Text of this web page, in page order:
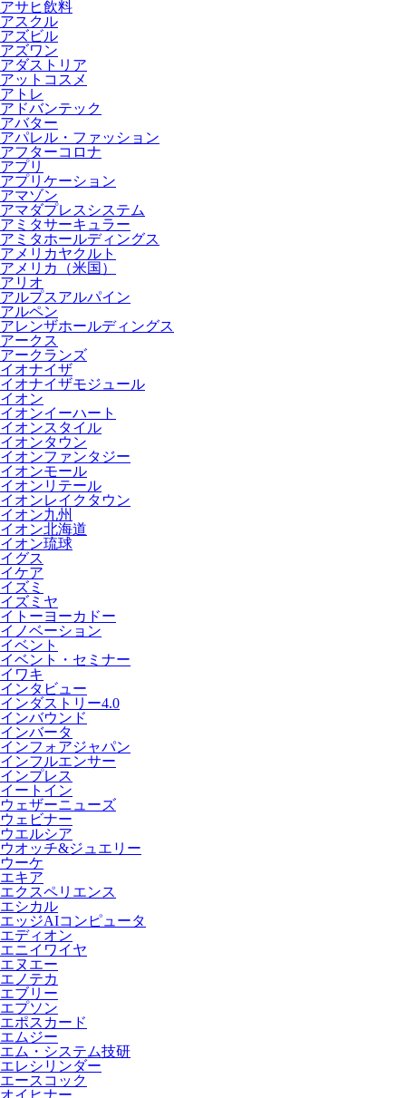
アサヒ飲料
アスクル
アズビル
アズワン
アダストリア
アットコスメ
アトレ
アドバンテック
アバター
アパレル・ファッション
アフターコロナ
アプリ
アプリケーション
アマゾン
アマダプレスシステム
アミタサーキュラー
アミタホールディングス
アメリカヤクルト
アメリカ（米国）
アリオ
アルプスアルパイン
アルペン
アレンザホールディングス
アークス
アークランズ
イオナイザ
イオナイザモジュール
イオン
イオンイーハート
イオンスタイル
イオンタウン
イオンファンタジー
イオンモール
イオンリテール
イオンレイクタウン
イオン九州
イオン北海道
イオン琉球
イグス
イケア
イズミ
イズミヤ
イトーヨーカドー
イノベーション
イベント
イベント・セミナー
イワキ
インタビュー
インダストリー4.0
インバウンド
インバータ
インフォアジャパン
インフルエンサー
インプレス
イートイン
ウェザーニューズ
ウェビナー
ウエルシア
ウオッチ&ジュエリー
ウーケ
エキア
エクスペリエンス
エシカル
エッジAIコンピュータ
エディオン
エニイワイヤ
エヌエー
エノテカ
エブリー
エプソン
エポスカード
エムジー
エム・システム技研
エレシリンダー
エースコック
オイヒナー